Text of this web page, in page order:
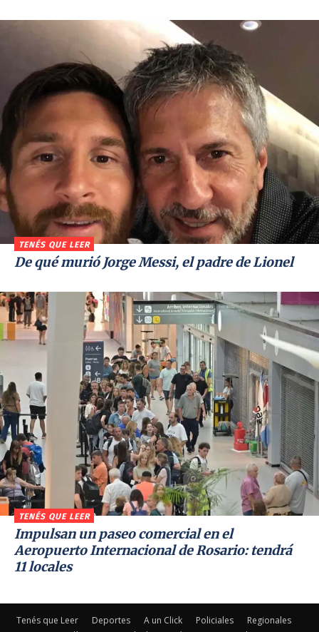
TENÉS QUE LEER
De qué murió Jorge Messi, el padre de Lionel
TENÉS QUE LEER
Impulsan un paseo comercial en el
Aeropuerto Internacional de Rosario: tendrá
11 locales
Tenés que Leer Deportes A un Click Policiales
Regionales